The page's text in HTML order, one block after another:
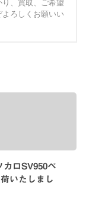
、買取、ご希望
ろしくお願いい
ロSV950ペ
いたしまし